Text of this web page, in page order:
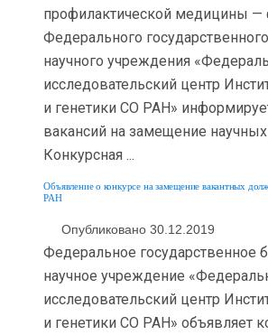
профилактической медицины —
Федерального
научного учреждения
исследовательский центр
и генетики СО РАН»
вакансий на замещение
Конкурсная ...
Объявление о конкурсе на замещение вакантных
РАН
Опубликовано 30.12.2019
Федеральное государственное
научное учреждение
исследовательский центр
и генетики СО РАН» объявляет